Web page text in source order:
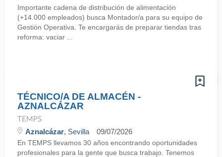
Importante cadena de distribución de alimentación
(+14.000 empleados) busca Montador/a para su equipo de
Gestión Operativa. Te encargarás de preparar tiendas tras
reforma: vaciar ...
TÉCNICO/A DE ALMACÉN -
AZNALCÁZAR
TEMPS
Aznalcázar, Sevilla 09/07/2026
En TEMPS llevamos 30 años encontrando oportunidades
profesionales para la gente que busca trabajo. Tenemos